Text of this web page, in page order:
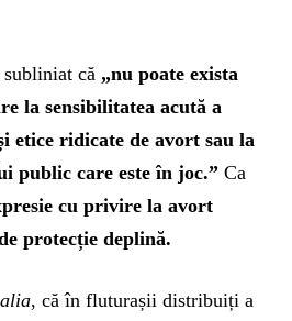
că „nu poate exista
la sensibilitatea acută a
etice ridicate de avort sau la
public care este în joc.” Ca
cu privire la avort
protecție deplină.
, că în fluturașii distribuiți a